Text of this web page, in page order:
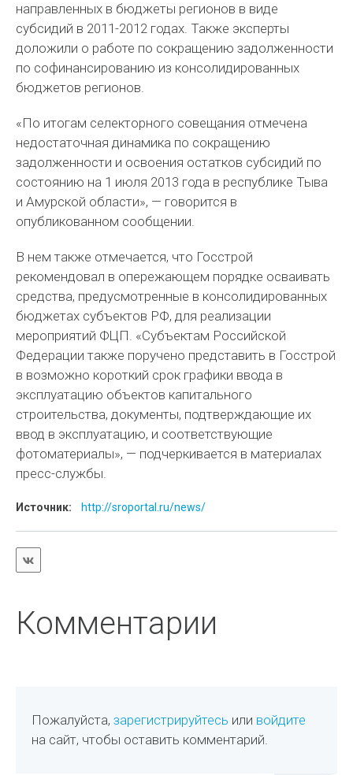
направленных в бюджеты регионов в виде
субсидий в 2011-2012 годах. Также эксперты
доложили о работе по сокращению задолженности
по софинансированию из консолидированных
бюджетов регионов.
«По итогам селекторного совещания отмечена
недостаточная динамика по сокращению
задолженности и освоения остатков субсидий по
состоянию на 1 июля 2013 года в республике Тыва
и Амурской области», — говорится в
опубликованном сообщении.
В нем также отмечается, что Госстрой
рекомендовал в опережающем порядке осваивать
средства, предусмотренные в консолидированных
бюджетах субъектов РФ, для реализации
мероприятий ФЦП. «Субъектам Российской
Федерации также поручено представить в Госстрой
в возможно короткий срок графики ввода в
эксплуатацию объектов капитального
строительства, документы, подтверждающие их
ввод в эксплуатацию, и соответствующие
фотоматериалы», — подчеркивается в материалах
пресс-службы.
Источник: http://sroportal.ru/news/
Комментарии
Пожалуйста,зарегистрируйтесь или войдите
на сайт, чтобы оставить комментарий.